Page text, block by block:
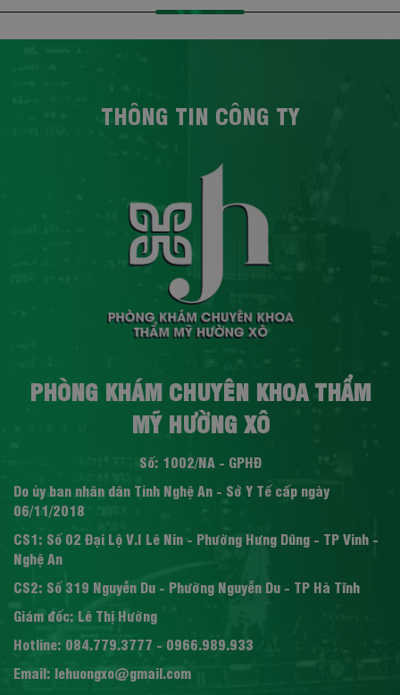
PHÒNG KHÁM CHUYÊN KHOA THẨM
MỸ HƯỜNG XÔ
Số: 1002/NA - GPHĐ
Do ủy ban nhân dân Tỉnh Nghệ An - Sở Y Tế cấp ngày
CS1: Số 02 Đại Lộ V.I Lê Nin - Phường Hưng Dũng - TP Vinh -
CS2: Số 319 Nguyễn Du - Phường Nguyễn Du - TP Hà Tĩnh
Giám đốc: Lê Thị Hường
Hotline: 084.779.3777 - 0966.989.933
Email: lehuongxo@gmail.com